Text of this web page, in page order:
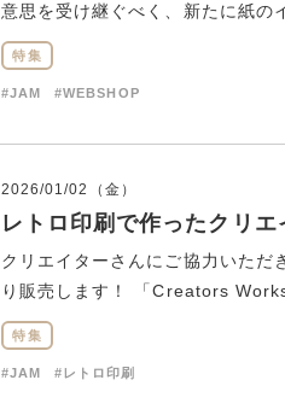
意思を受け継ぐべく、新たに紙の
特集
#JAM #WEBSHOP
2026/01/02（金）
レトロ印刷で作ったクリ
クリエイターさんにご協力いただ
り販売します！ 「Creators
特集
#JAM #レトロ印刷